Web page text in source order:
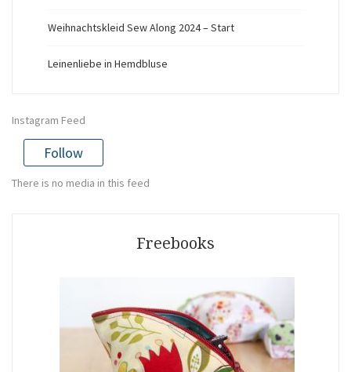
Weihnachtskleid Sew Along 2024 – Start
Leinenliebe in Hemdbluse
Instagram Feed
Follow
There is no media in this feed
Freebooks